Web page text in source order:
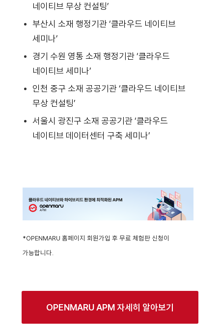
네이티브 무상 컨설팅’
부산시 소재 행정기관 ‘클라우드 네이티브
세미나’
경기 수원 영통 소재 행정기관 ‘클라우드
네이티브 세미나’
인천 중구 소재 공공기관 ‘클라우드 네이티브
무상 컨설팅’
서울시 광진구 소재 공공기관 ‘클라우드
네이티브 데이터센터 구축 세미나’
*OPENMARU 홈페이지 회원가입 후 무료 체험판 신청이
가능합니다.
OPENMARU APM 자세히 알아보기